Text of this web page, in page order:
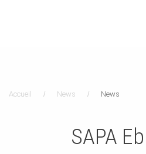
Accueil News News
SAPA